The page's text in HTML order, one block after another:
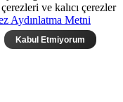
ve kalıcı çerezler
Aydınlatma Metni
Kabul Etmiyorum